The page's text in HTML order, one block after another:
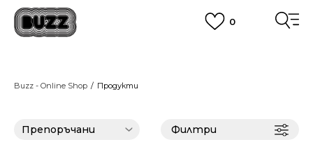
0
Вземи поръчката си от наш магазин
Buzz - Online Shop Продукти
Филтри